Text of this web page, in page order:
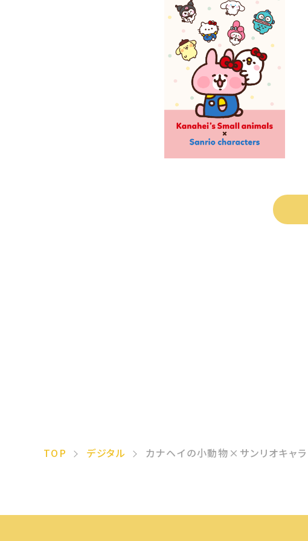
TOP デジタル カナヘイの小動物×サンリオキャ